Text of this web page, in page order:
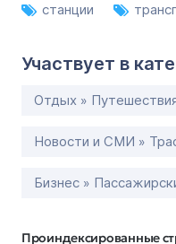
станции
Участвует в
Отдых »
Новости и СМИ »
Бизнес »
Проиндексированные